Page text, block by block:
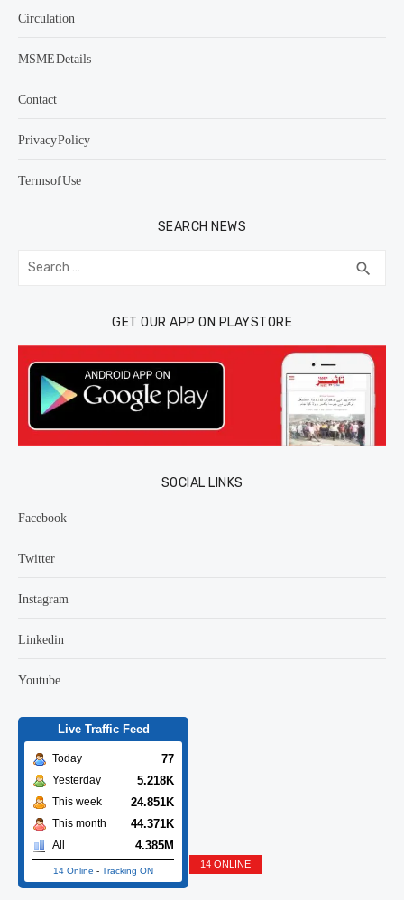
Circulation
MSME Details
Contact
Privacy Policy
Terms of Use
SEARCH NEWS
Search
for: search
GET OUR APP ON PLAYSTORE
SOCIAL LINKS
Facebook
Twitter
Instagram
Linkedin
Youtube
Live Traffic Feed
Today 77
Yesterday 5.218K
This week 24.851K
This month 44.371K
All 4.385M
14 Online - Tracking ON
14 ONLINE